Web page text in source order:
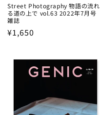
Street Photography 物語の流れ
る道の上で vol.63 2022年7月号
雑誌
Regular
¥1,650